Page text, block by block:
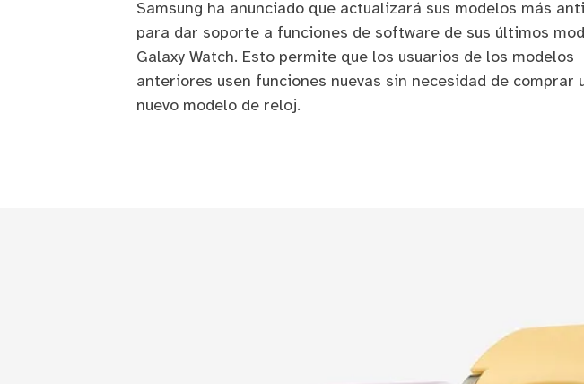
Samsung ha anunciado que actualizará sus modelos más
para dar soporte a funciones de software de sus últimos
Galaxy Watch. Esto permite que los usuarios de los modelos
anteriores usen funciones nuevas sin necesidad de comprar
nuevo modelo de reloj.